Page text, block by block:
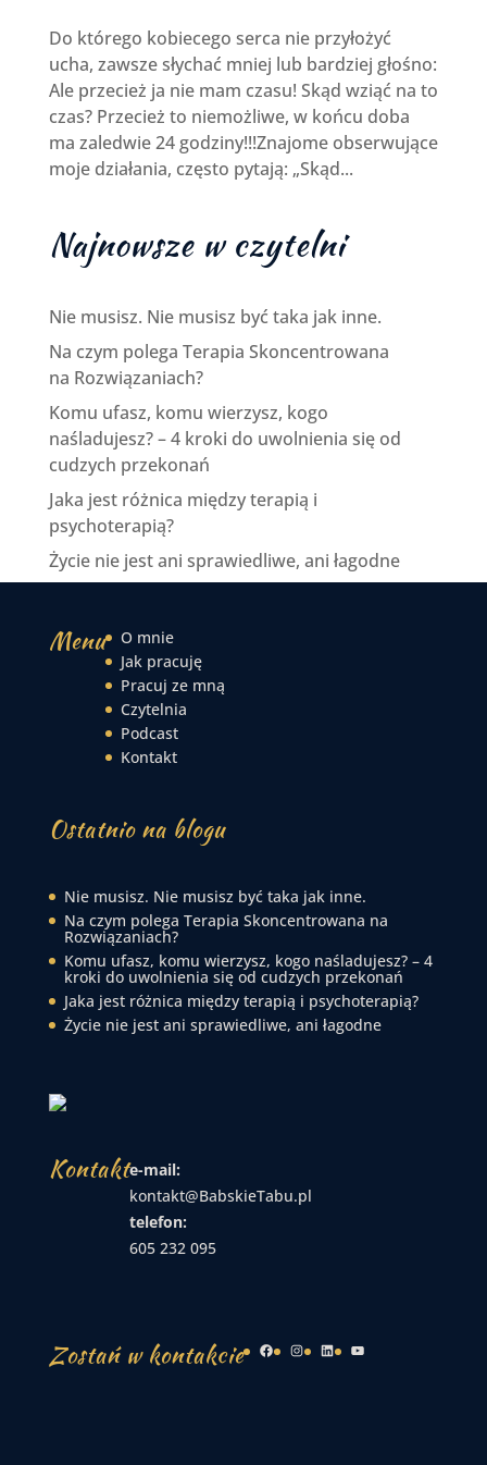
Do którego kobiecego serca nie przyłożyć
ucha, zawsze słychać mniej lub bardziej głośno:
Ale przecież ja nie mam czasu! Skąd wziąć na to
czas? Przecież to niemożliwe, w końcu doba
ma zaledwie 24 godziny!!!Znajome obserwujące
moje działania, często pytają: „Skąd...
Najnowsze w czytelni
Nie musisz. Nie musisz być taka jak inne.
Na czym polega Terapia Skoncentrowana
na Rozwiązaniach?
Komu ufasz, komu wierzysz, kogo
naśladujesz? – 4 kroki do uwolnienia się od
cudzych przekonań
Jaka jest różnica między terapią i
psychoterapią?
Życie nie jest ani sprawiedliwe, ani łagodne
Menu
O mnie
Jak pracuję
Pracuj ze mną
Czytelnia
Podcast
Kontakt
Ostatnio na blogu
Nie musisz. Nie musisz być taka jak inne.
Na czym polega Terapia Skoncentrowana na
Rozwiązaniach?
Komu ufasz, komu wierzysz, kogo naśladujesz? – 4
kroki do uwolnienia się od cudzych przekonań
Jaka jest różnica między terapią i psychoterapią?
Życie nie jest ani sprawiedliwe, ani łagodne
Kontakte-mail:
kontakt@BabskieTabu.pl
telefon:
605 232 095
Zostań w kontakcie Facebook
Instagram
LinkedInYouTube